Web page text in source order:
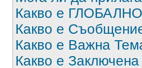
Какво е
Какво е
Какво е Важна
Какво е